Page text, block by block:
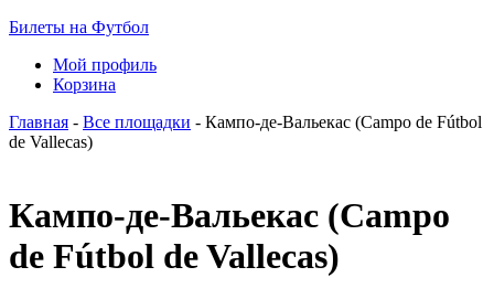
Билеты на Футбол
Мой профиль
Корзина
Главная - Все площадки - Кампо-де-Вальекас (Campo de Fútbol
de Vallecas)
Кампо-де-Вальекас (Campo
de Fútbol de Vallecas)